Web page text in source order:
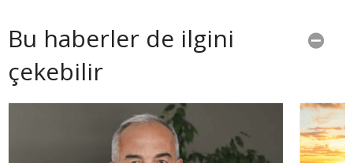
Bu haberler de ilgini
çekebilir